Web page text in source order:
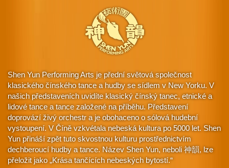
Shen Yun Performing Arts je přední světová společnost
klasického čínského tance a hudby se sídlem v New Yorku. V
našich představeních uvidíte klasický čínský tanec, etnické a
lidové tance a tance založené na příběhu. Představení
doprovází živý orchestr a je obohaceno o sólová hudební
vystoupení. V Číně vzkvétala nebeská kultura po 5000 let. Shen
Yun přináší zpět tuto skvostnou kulturu prostřednictvím
dechberoucí hudby a tance. Název Shen Yun, neboli 神韻, lze
přeložit jako „Krása tančících nebeských bytostí.“